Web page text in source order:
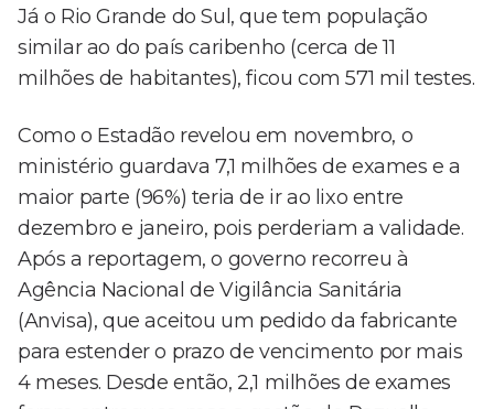
Já o Rio Grande do Sul, que tem população
similar ao do país caribenho (cerca de 11
milhões de habitantes), ficou com 571 mil testes.
Como o Estadão revelou em novembro, o
ministério guardava 7,1 milhões de exames e a
maior parte (96%) teria de ir ao lixo entre
dezembro e janeiro, pois perderiam a validade.
Após a reportagem, o governo recorreu à
Agência Nacional de Vigilância Sanitária
(Anvisa), que aceitou um pedido da fabricante
para estender o prazo de vencimento por mais
4 meses. Desde então, 2,1 milhões de exames